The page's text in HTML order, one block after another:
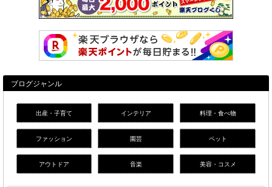
ブログジャンル
出産・子育て インテリア 料理・食べ物
ファッション 園芸 ペット
アウトドア 音楽 美容・コスメ